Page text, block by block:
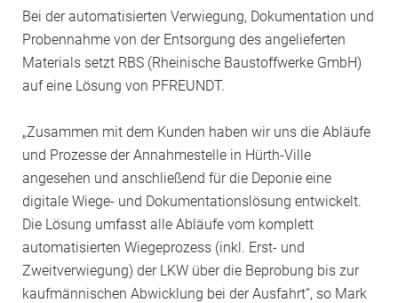
Bei der automatisierten Verwiegung, Dokumentation und
Probennahme von der Entsorgung des angelieferten
Materials setzt RBS (Rheinische Baustoffwerke GmbH)
auf eine Lösung von PFREUNDT.
„Zusammen mit dem Kunden haben wir uns die Abläufe
und Prozesse der Annahmestelle in Hürth-Ville
angesehen und anschließend für die Deponie eine
digitale Wiege- und Dokumentationslösung entwickelt.
Die Lösung umfasst alle Abläufe vom komplett
automatisierten Wiegeprozess (inkl. Erst- und
Zweitverwiegung) der LKW über die Beprobung bis zur
kaufmännischen Abwicklung bei der Ausfahrt“, so Mark